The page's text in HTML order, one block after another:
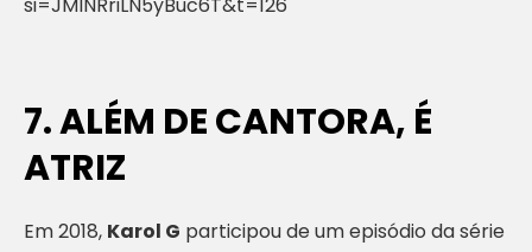
7. ALÉM DE CANTORA, É
ATRIZ
Em 2018, Karol G participou de um episódio da série